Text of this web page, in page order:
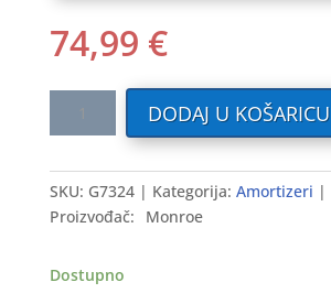
74,99 €
>
prednji
Lijevi
DODAJ U KOŠARICU
SKU: G7324 Kategorija: Amortizeri
Proizvođač:
Monroe
Dostupno